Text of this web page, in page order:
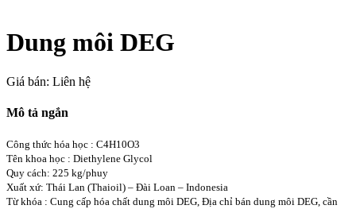
Dung môi DEG
Giá bán: Liên hệ
Mô tả ngắn
Công thức hóa học : C4H10O3
Tên khoa học : Diethylene Glycol
Quy cách: 225 kg/phuy
Xuất xứ: Thái Lan (Thaioil) – Đài Loan – Indonesia
Từ khóa : Cung cấp hóa chất dung môi DEG, Địa chỉ bán dung môi DEG, cần